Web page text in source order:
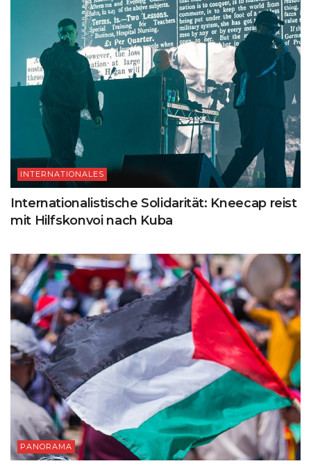
INTERNATIONALES
Internationalistische Solidarität: Kneecap reist
mit Hilfskonvoi nach Kuba
PANORAMA